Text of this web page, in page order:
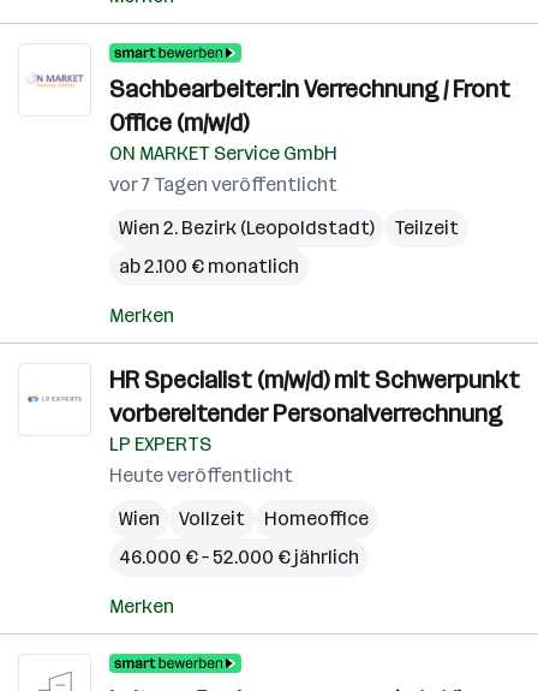
Sachbearbeiter:in Verrechnung / Front
Office (m/w/d)
ON MARKET Service GmbH
vor 7 Tagen veröffentlicht
Wien 2. Bezirk (Leopoldstadt)
Teilzeit
ab 2.100 € monatlich
Merken
HR Specialist (m/w/d) mit Schwerpunkt
vorbereitender Personalverrechnung
LP EXPERTS
Heute veröffentlicht
Wien
Vollzeit
Homeoffice
46.000 € – 52.000 € jährlich
Merken